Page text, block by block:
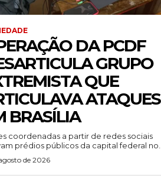
DA PCDF
GRUPO
QUE
ATAQUES
BRASÍLIA
coordenadas a partir de redes sociais
prédios públicos da capital federal no...
de 2026